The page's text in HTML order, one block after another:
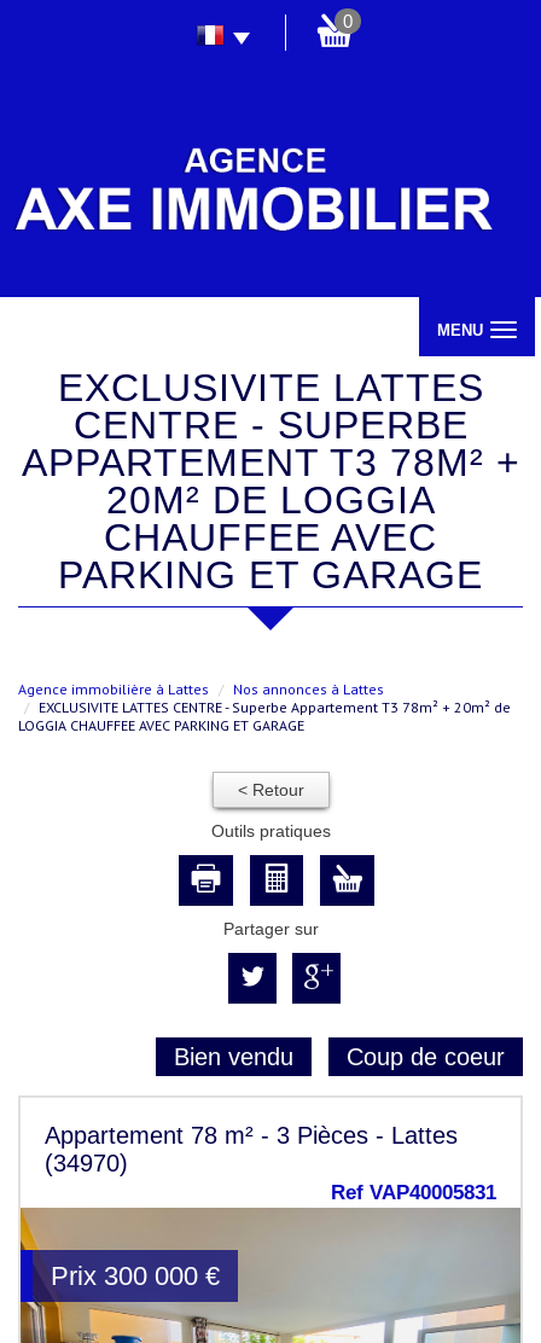
0
MENU
EXCLUSIVITE LATTES
CENTRE - SUPERBE
APPARTEMENT T3 78M² +
20M² DE LOGGIA
CHAUFFEE AVEC
PARKING ET GARAGE
Agence immobilière à Lattes
Nos annonces à Lattes
EXCLUSIVITE LATTES CENTRE - Superbe Appartement T3 78m² + 20m² de
LOGGIA CHAUFFEE AVEC PARKING ET GARAGE
< Retour
Outils pratiques
Partager sur
Bien vendu Coup de coeur
Appartement 78 m² - 3 Pièces - Lattes
(34970)
Ref VAP40005831
Prix 300 000 €